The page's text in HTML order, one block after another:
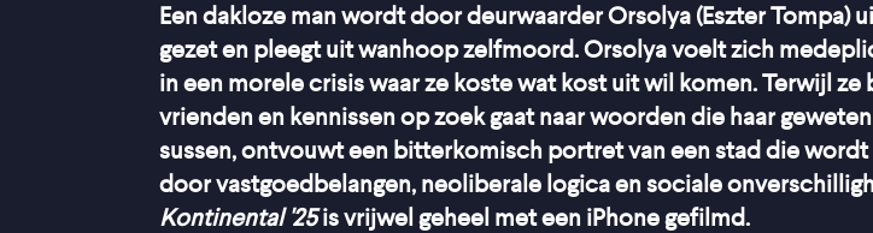
Een dakloze man wordt door deurwaarder Orsolya (Eszter Tompa)
gezet en pleegt uit wanhoop zelfmoord. Orsolya voelt zich
in een morele crisis waar ze koste wat kost uit wil komen. Terwijl ze
vrienden en kennissen op zoek gaat naar woorden die haar
sussen, ontvouwt een bitterkomisch portret van een stad die
door vastgoedbelangen, neoliberale logica en sociale
Kontinental '25is vrijwel geheel met een iPhone gefilmd.